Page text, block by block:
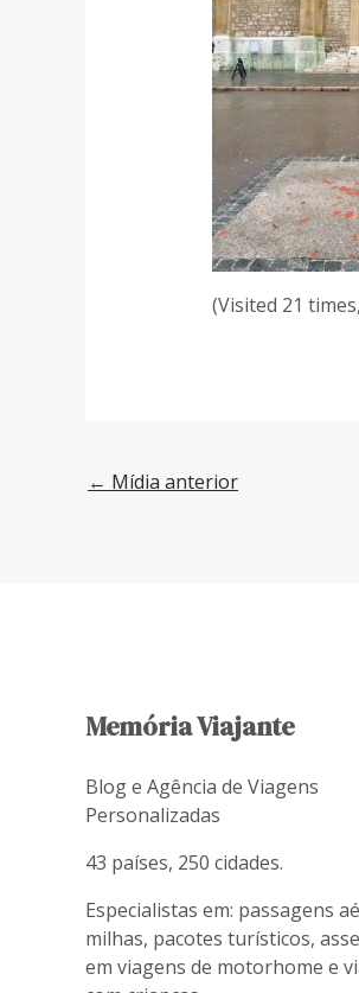
(Visited 21
← Mídia anterior
Memória Viajante
Blog e Agência de Viagens
Personalizadas
43 países, 250 cidades.
Especialistas em: passagens
milhas, pacotes turísticos,
em viagens de motorhome e